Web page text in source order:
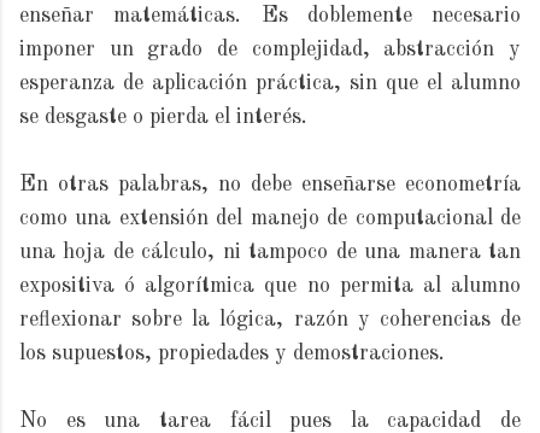
enseñar matemáticas. Es doblemente necesario
imponer un grado de complejidad, abstracción y
esperanza de aplicación práctica, sin que el alumno
se desgaste o pierda el interés.
En otras palabras, no debe enseñarse econometría
como una extensión del manejo de computacional de
una hoja de cálculo, ni tampoco de una manera tan
expositiva ó algorítmica que no permita al alumno
reflexionar sobre la lógica, razón y coherencias de
los supuestos, propiedades y demostraciones.
No es una tarea fácil pues la capacidad de